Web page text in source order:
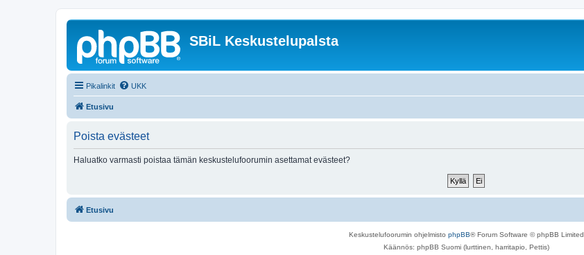
SBiL Keskustelupalsta
Pikalinkit UKK
Etusivu
Poista evästeet
Haluatko varmasti poistaa tämän keskustelufoorumin asettamat evästeet?
Etusivu
Keskustelufoorumin ohjelmisto phpBB® Forum Software © phpBB Limited
Käännös: phpBB Suomi (lurttinen, harritapio, Pettis)